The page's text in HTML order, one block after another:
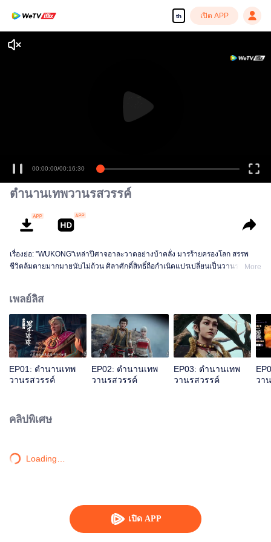
th เปิด APP
เปิด APP
00:00:00/00:16:30
ตำนานเทพวานรสวรรค์
เรื่องย่อ: "WUKONG"เหล่าปีศาจอาละวาดอย่างบ้าคลั่ง มารร้ายครองโลก สรรพ
ชีวิตล้มตายมากมายนับไม่ถ้วน ศิลาศักดิ์สิทธิ์ถือกำเนิดแปรเปลี่ยนเป็นวานรศิลา
เป็นมหาอสูรไร้เทียมทาน
More
เพลย์ลิส
EP01: ตำนานเทพ
วานรสวรรค์
EP02: ตำนานเทพ
วานรสวรรค์
EP03: ตำนานเทพ
วานรสวรรค์
วา
คลิปพิเศษ
Loading…